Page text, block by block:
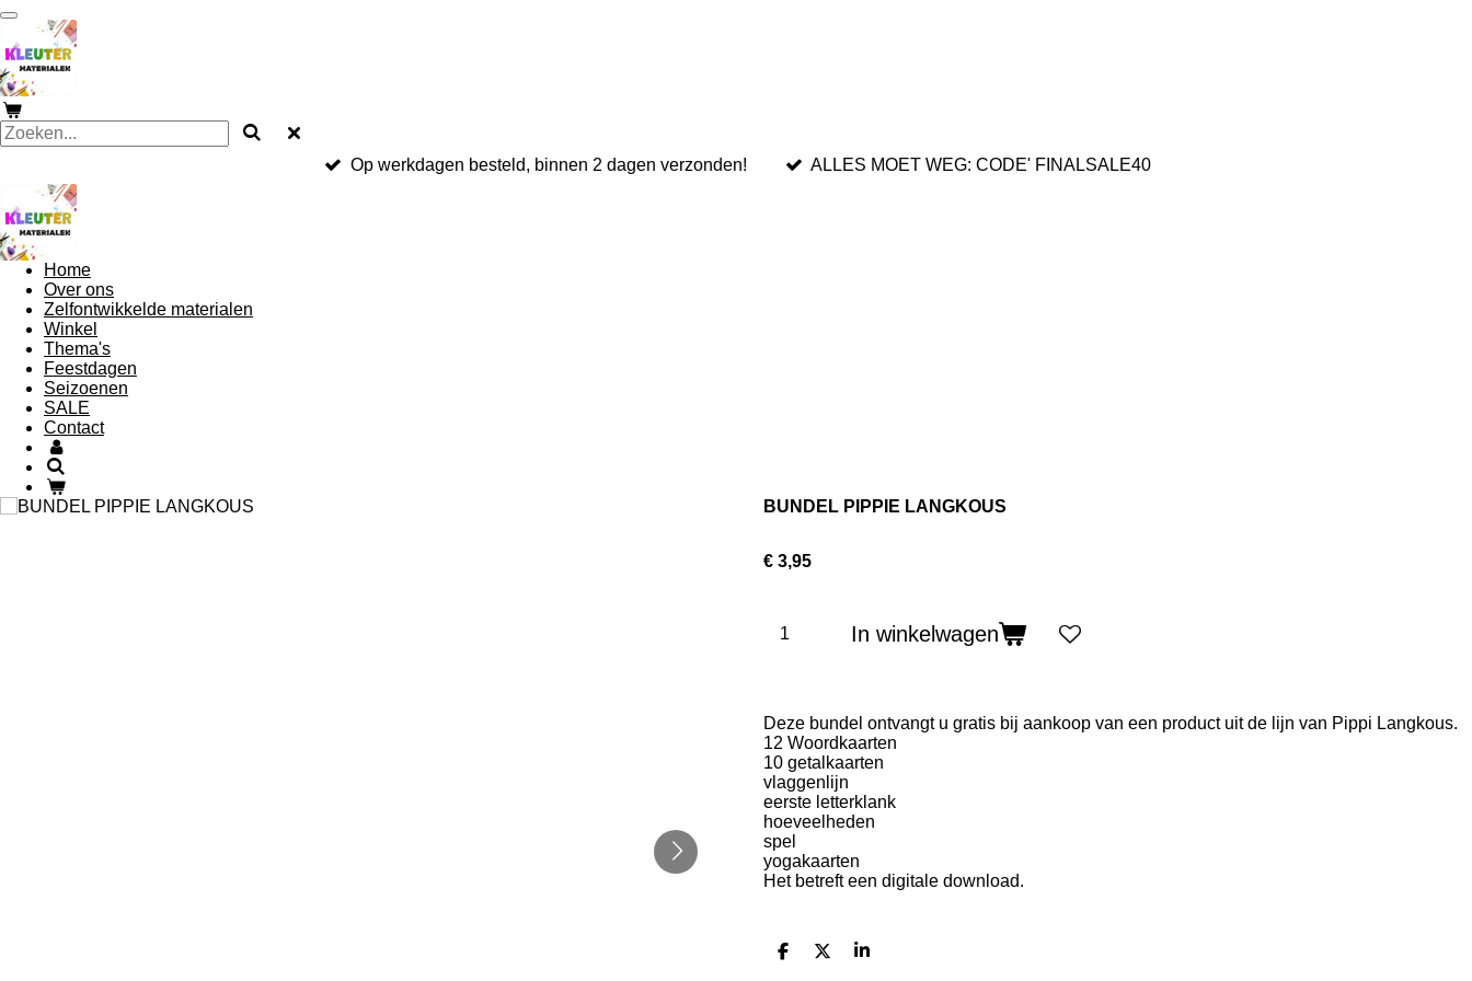
Ga
direct
naar
de
hoofdinhoud
Op werkdagen besteld, binnen 2 dagen verzonden! ALLES MOET WEG: CODE' FINALSALE40
Home
Over ons
Zelfontwikkelde materialen
Winkel
Thema's
Feestdagen
Seizoenen
SALE
Contact
BUNDEL PIPPIE LANGKOUS
€ 3,95
In winkelwagen
Deze bundel ontvangt u gratis bij aankoop van een product uit de lijn van Pippi Langkous.
12 Woordkaarten
10 getalkaarten
vlaggenlijn
eerste letterklank
hoeveelheden
spel
yogakaarten
Het betreft een digitale download.
D
D
S